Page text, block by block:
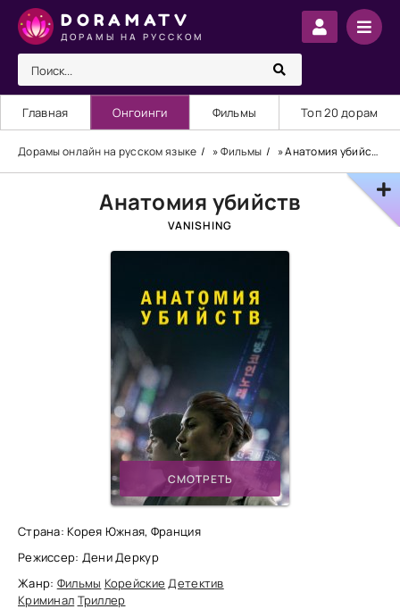
DORAMATV
ДОРАМЫ НА РУССКОМ
Главная Онгоинги Фильмы Топ 20 дорам
Дорамы онлайн на русском языке »Фильмы » Анатомия убийств
Анатомия убийств
VANISHING
СМОТРЕТЬ
Страна: Корея Южная, Франция
Режиссер: Дени Деркур
Жанр: Фильмы Корейские Детектив
Криминал Триллер